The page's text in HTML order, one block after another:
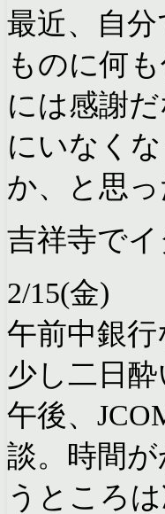
最近、自
ものに何
には感謝
にいなく
か、と思
吉祥寺でイ
2/15(金)
午前中銀
少し二日
午後、
談。時間
うところ